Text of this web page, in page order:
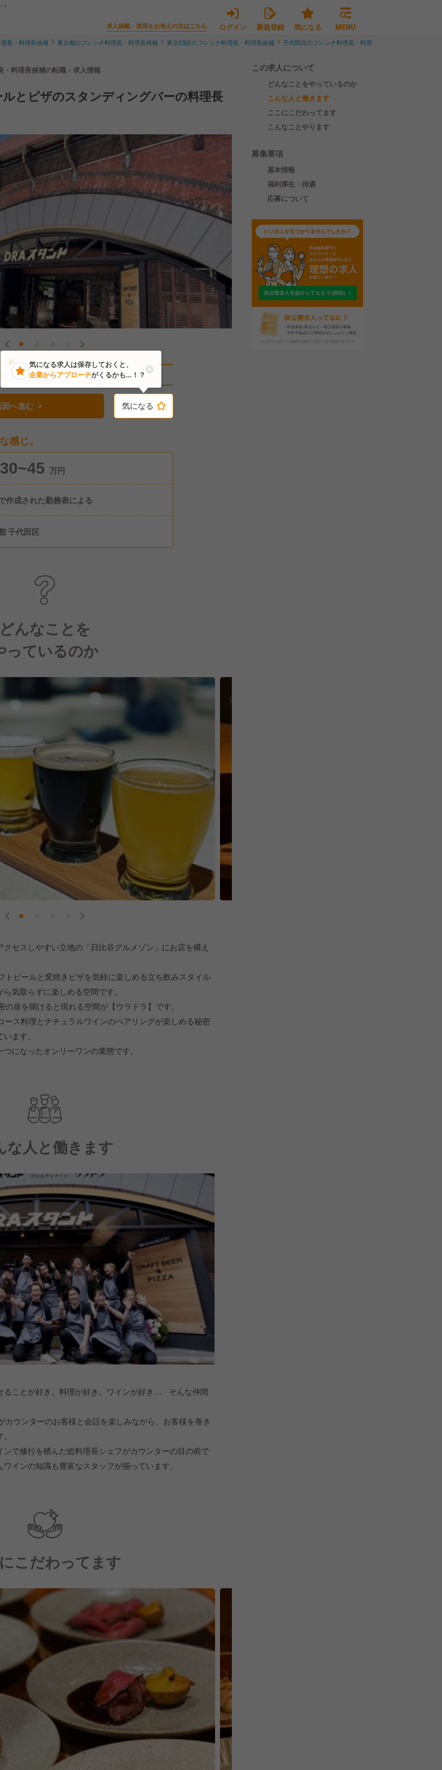
ト
求人掲載・採用をお考えの方はこちら ログイン 新規登録 気になる MENU
長・料理長候補 東京都のフレンチ料理長・料理長候補 東京23区のフレンチ料理長・料理長候補 千代田区のフレンチ料理長・料理長候補
料理長候補の転職・求人情報
とピザのスタンディングバーの料理長
近1人がこの求人を検討中
へ進む 気になる
感じ。
30~45 万円
作成された勤務表による
千代田区
んなことを
っているのか
セスしやすい立地の「日比谷グルメゾン」にお店を構え
トビールと窯焼きピザを気軽に楽しめる立ち飲みスタイル
気取らずに楽しめる空間です。
扉を開けると現れる空間が【ウラドラ】です。
ス料理とナチュラルワインのペアリングが楽しめる秘密
ます。
になったオンリーワンの業態です。
な人と働きます
ることが好き。料理が好き。ワインが好き… そんな仲間
ウンターのお客様と会話を楽しみながら、お客様を巻き
で修行を積んだ総料理長シェフがカウンターの目の前で
インの知識も豊富なスタッフが揃っています。
こだわってます
この求人について
どんなことをやっているのか
こんな人と働きます
ここにこだわってます
こんなことやります
募集要項
基本情報
福利厚生・待遇
応募について
気になる
気になる求人は保存しておくと、
企業からアプローチがくるかも...！？